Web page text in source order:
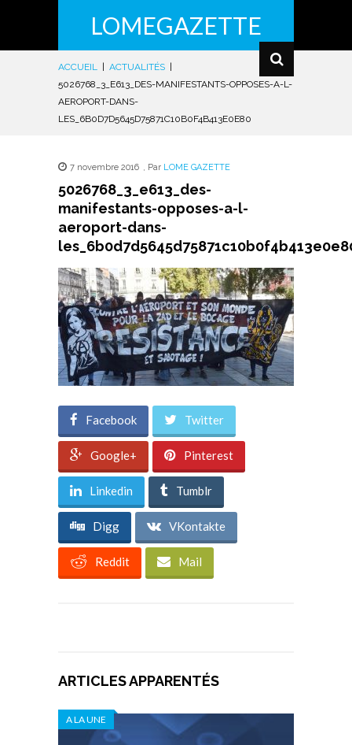
LOMEGAZETTE
ACCUEIL ACTUALITÉS
5026768_3_E613_DES-MANIFESTANTS-OPPOSES-A-L-
AEROPORT-DANS-
LES_6B0D7D5645D75871C10B0F4B413E0E80
7 novembre 2016 , Par LOME GAZETTE
5026768_3_e613_des-
manifestants-opposes-a-l-
aeroport-dans-
Facebook Twitter
Google+ Pinterest
Linkedin Tumblr
Digg VKontakte
Reddit Mail
ARTICLES APPARENTÉS
A LA UNE